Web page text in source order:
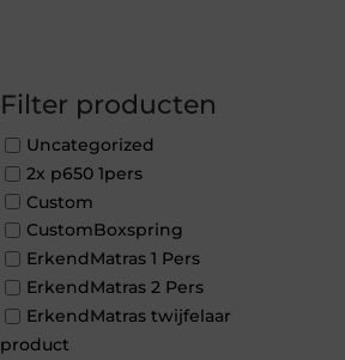
Filter producten
Uncategorized
2x p650 1pers
Custom
CustomBoxspring
ErkendMatras 1 Pers
ErkendMatras 2 Pers
ErkendMatras twijfelaar
product